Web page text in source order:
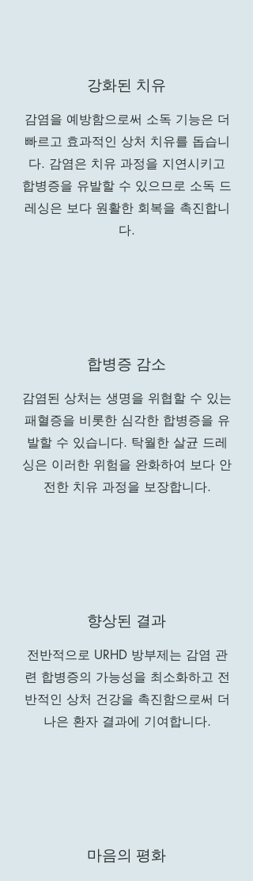
강화된 치유
감염을 예방함으로써 소독 기능은 더
빠르고 효과적인 상처 치유를 돕습니
다. 감염은 치유 과정을 지연시키고
합병증을 유발할 수 있으므로 소독 드
레싱은 보다 원활한 회복을 촉진합니
다.
합병증 감소
감염된 상처는 생명을 위협할 수 있는
패혈증을 비롯한 심각한 합병증을 유
발할 수 있습니다. 탁월한 살균 드레
싱은 이러한 위험을 완화하여 보다 안
전한 치유 과정을 보장합니다.
향상된 결과
전반적으로 URHD 방부제는 감염 관
련 합병증의 가능성을 최소화하고 전
반적인 상처 건강을 촉진함으로써 더
나은 환자 결과에 기여합니다.
마음의 평화